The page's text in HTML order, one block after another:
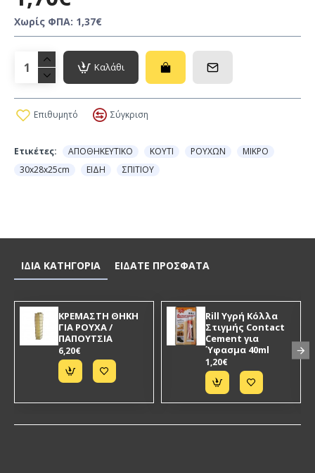
Χωρίς ΦΠΑ: 1,37€
Καλάθι
Επιθυμητό Σύγκριση
Ετικέτες: ΑΠΟΘΗΚΕΥΤΙΚΟ ΚΟΥΤΙ ΡΟΥΧΩΝ
ΜΙΚΡΟ
30x28x25cm
ΕΙΔΗ ΣΠΙΤΙΟΥ
ΙΔΙΑ ΚΑΤΗΓΟΡΙΑ ΕΙΔΑΤΕ ΠΡΟΣΦΑΤΑ
KΡΕΜΑΣΤΗ ΘΗΚΗ
ΓΙΑ ΡΟΥΧΑ /
ΠΑΠΟΥΤΣΙΑ
6,20€
Rill Υγρή Κόλλα
Στιγμής Contact
Cement για
Ύφασμα 40ml
1,20€